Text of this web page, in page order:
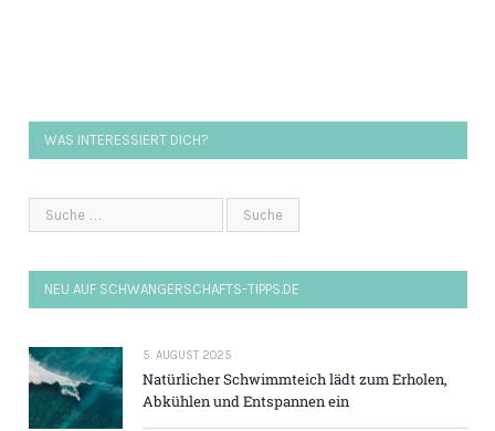
WAS INTERESSIERT DICH?
NEU AUF SCHWANGERSCHAFTS-TIPPS.DE
5. AUGUST 2025
Natürlicher Schwimmteich lädt zum Erholen,
Abkühlen und Entspannen ein